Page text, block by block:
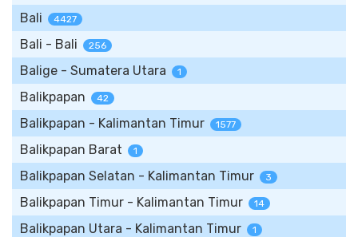
Bali 4427
Bali - Bali 256
Balige - Sumatera Utara 1
Balikpapan 42
Balikpapan - Kalimantan Timur 1577
Balikpapan Barat 1
Balikpapan Selatan - Kalimantan Timur 3
Balikpapan Timur - Kalimantan Timur 14
Balikpapan Utara - Kalimantan Timur 1